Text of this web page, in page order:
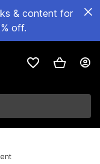
& content for
off.